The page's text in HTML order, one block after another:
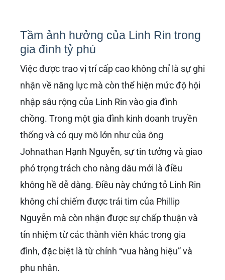
Tầm ảnh hưởng của Linh Rin trong
gia đình tỷ phú
Việc được trao vị trí cấp cao không chỉ là sự ghi
nhận về năng lực mà còn thể hiện mức độ hội
nhập sâu rộng của Linh Rin vào gia đình
chồng. Trong một gia đình kinh doanh truyền
thống và có quy mô lớn như của ông
Johnathan Hạnh Nguyễn, sự tin tưởng và giao
phó trọng trách cho nàng dâu mới là điều
không hề dễ dàng. Điều này chứng tỏ Linh Rin
không chỉ chiếm được trái tim của Phillip
Nguyễn mà còn nhận được sự chấp thuận và
tín nhiệm từ các thành viên khác trong gia
đình, đặc biệt là từ chính “vua hàng hiệu” và
phu nhân.